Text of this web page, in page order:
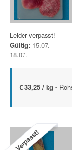
Leider verpasst!
Gültig: 15.07. -
18.07.
€ 33,25 / kg -
Verpasst!